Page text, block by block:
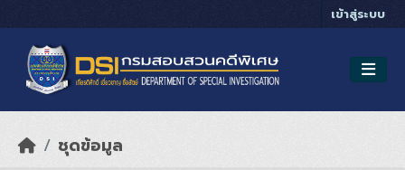
เข้าสู่ระบบ
ชุดข้อมูล